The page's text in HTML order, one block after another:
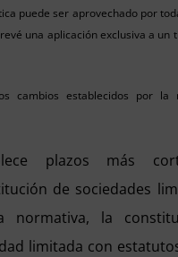
puede ser aprovechado por
una aplicación exclusiva a un
cambios establecidos por la
plazos más
de sociedades
normativa, la
limitada con